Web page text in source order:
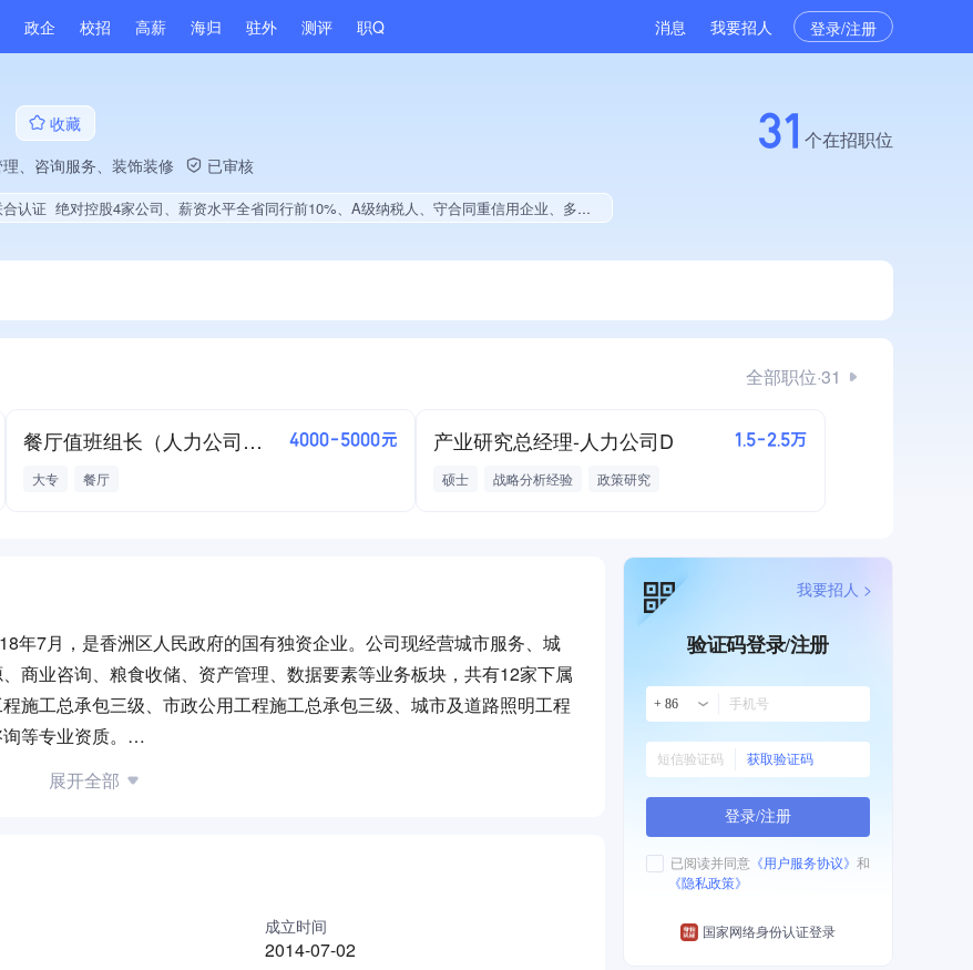
政企 校招 高薪 海归 驻外 测评 职Q 消息 我要招人 登录/注册
收藏
、咨询服务、装饰装修 已审核
认证 绝对控股4家公司、薪资水平全省同行前10%、A级纳税人、守合同重信用企业、多产业布局、经营年限全国同行前10%、集团核心成员、权威管理体系认证、大学生就业贡献、拥有绿色资质、拥有美术作品、美术作品创作量位于同行前30%
31 个在招职位
全部职位·31
餐厅值班组长（人力公司D） 4000-5000元
大专 餐厅
产业研究总经理-人力公司D 1.5-2.5万
硕士 战略分析经验 政策研究
年7月，是香洲区人民政府的国有独资企业。公司现经营城市服务、城
商业咨询、粮食收储、资产管理、数据要素等业务板块，共有12家下属
施工总承包三级、市政公用工程施工总承包三级、城市及道路照明工程
等专业资质。
工作部署，锤炼“特别能吃苦、特别能战斗、特别敢担当”的国企队伍，
污和垃圾分类等重要工作，受到《南方日报》《南方都市报》《羊城晚
全国生态混凝土创新设计应用大赛水利水运类二等奖、获奖项目热度排
度广东省水利建设工程文明工地。负责运营的两家垃圾分类体验馆均
完善的两化融合管理体系， 通过了ISO9001质量管理体系、ISO4001环
是中国城市环境卫生协会团体会员单位、珠海市环境卫生协会理事单
展开全部
成立时间
2014-07-02
验证码登录/注册
+ 86
获取验证码
登录/注册
已阅读并同意 《用户服务协议》 和
《隐私政策》
国家网络身份认证登录
我要招人 >